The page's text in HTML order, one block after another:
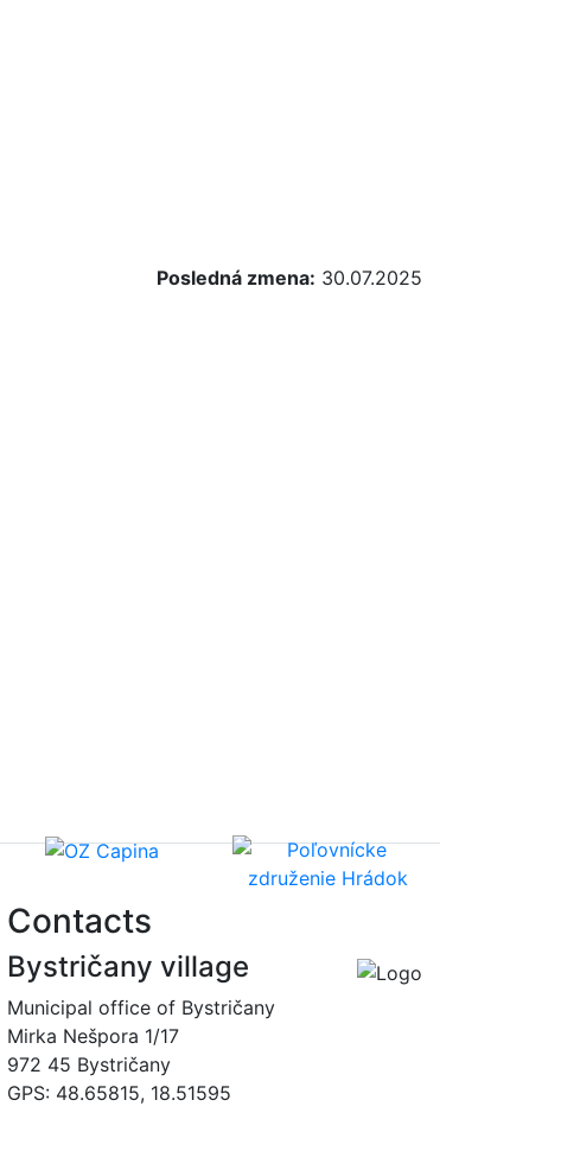
Posledná zmena: 30.07.2025
Contacts
Bystričany village
Municipal office of Bystričany
Mirka Nešpora 1/17
972 45 Bystričany
GPS: 48.65815, 18.51595